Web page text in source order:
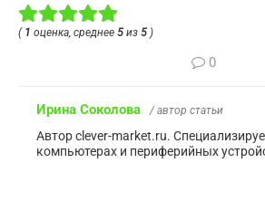
( 1 оценка, среднее 5 из 5 )
0
Ирина Соколова / автор статьи
Автор clever-market.ru.
компьютерах и периферийных